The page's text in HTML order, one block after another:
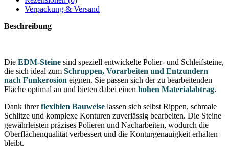
Verpackung & Versand
Beschreibung
Die EDM-Steine sind speziell entwickelte Polier- und Schleifsteine,
die sich ideal zum Schruppen, Vorarbeiten und Entzundern
nach Funkerosion eignen. Sie passen sich der zu bearbeitenden
Fläche optimal an und bieten dabei einen hohen Materialabtrag.
Dank ihrerflexiblen Bauweise lassen sich selbst Rippen, schmale
Schlitze und komplexe Konturen zuverlässig bearbeiten. Die Steine
gewährleisten präzises Polieren und Nacharbeiten, wodurch die
Oberflächenqualität verbessert und die Konturgenauigkeit erhalten
bleibt.